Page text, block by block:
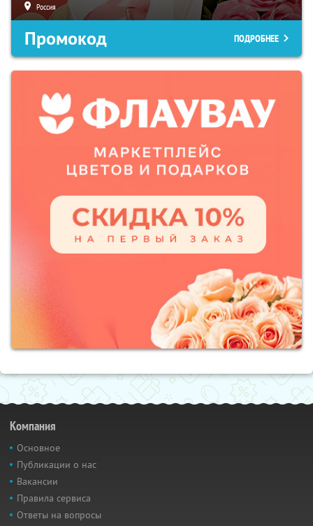
Россия
Промокод ПОДРОБНЕЕ
Компания
Основное
Публикации о нас
Вакансии
Правила сервиса
Ответы на вопросы